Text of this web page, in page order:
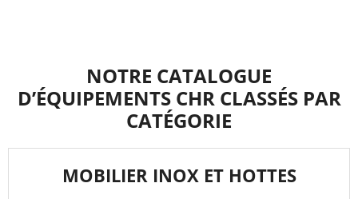
NOTRE CATALOGUE
D’ÉQUIPEMENTS CHR CLASSÉS PAR
CATÉGORIE
MOBILIER INOX ET HOTTES